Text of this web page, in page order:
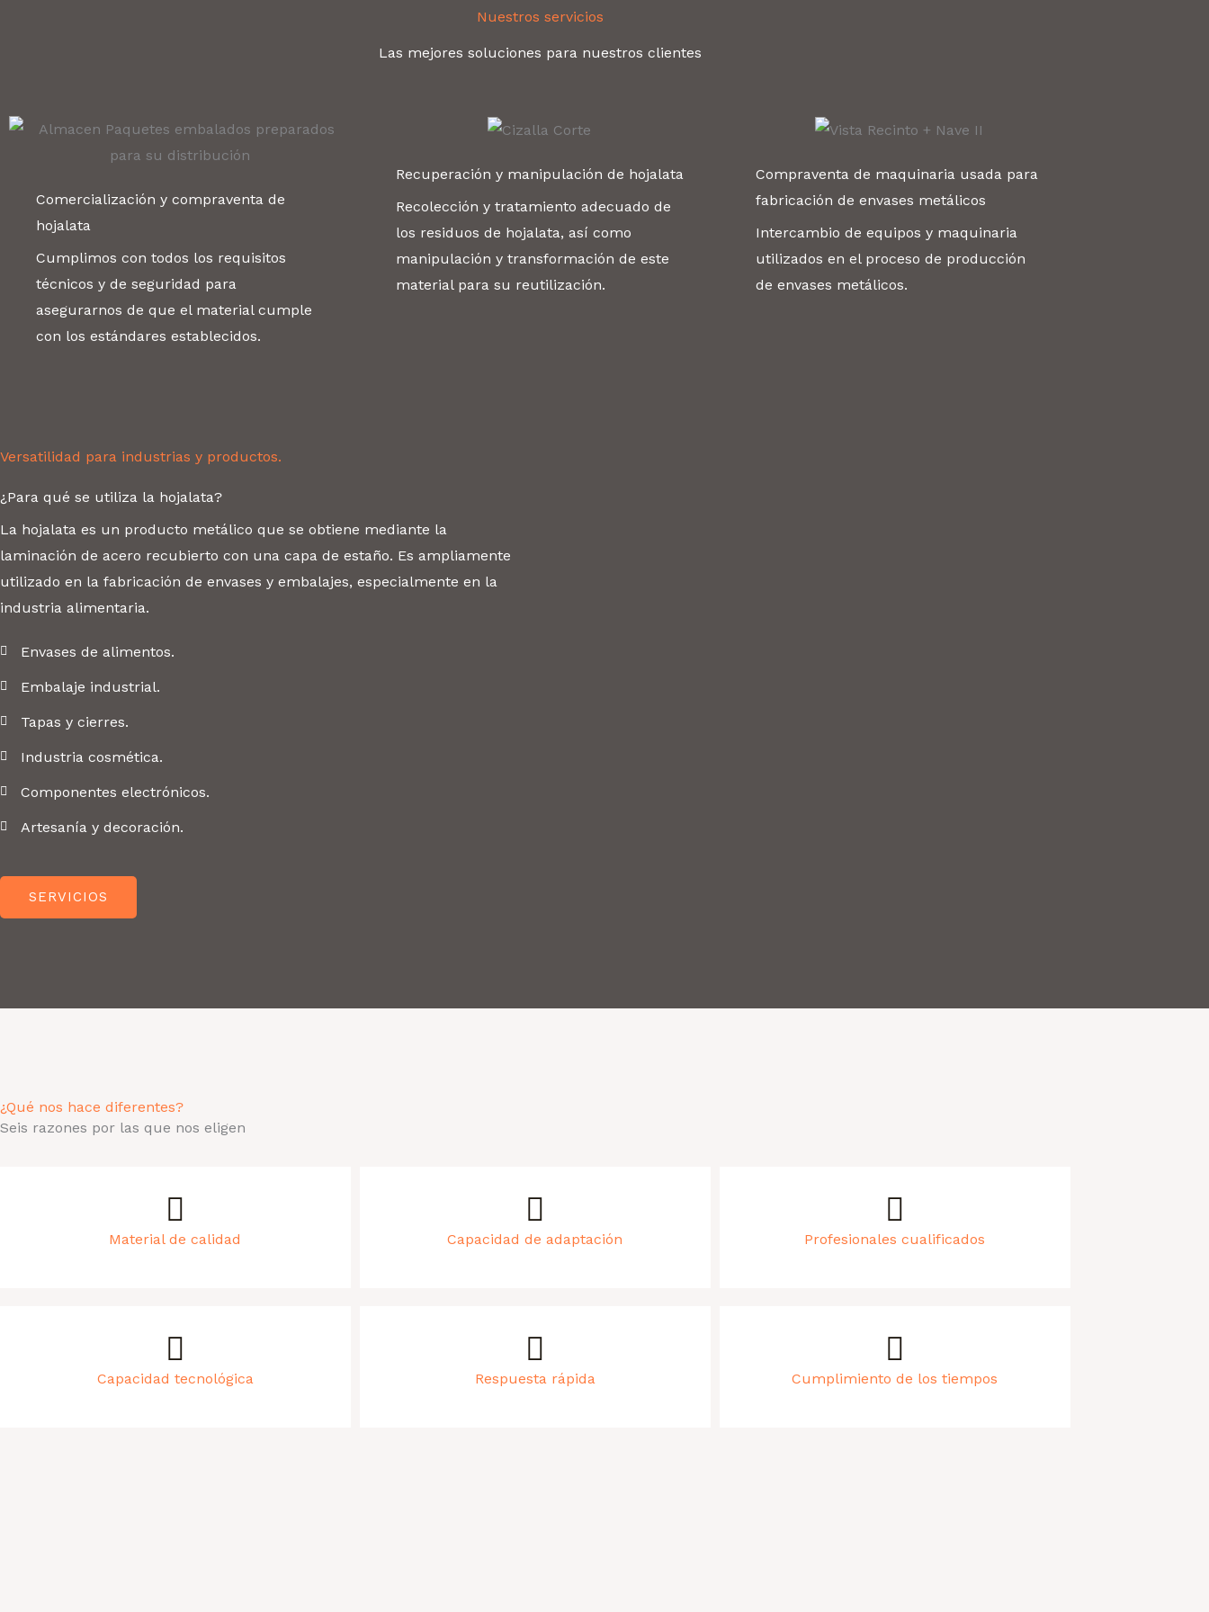
Nuestros servicios
Las mejores soluciones para nuestros clientes
Comercialización y compraventa de
hojalata
Cumplimos con todos los requisitos
técnicos y de seguridad para
asegurarnos de que el material cumple
con los estándares establecidos.
Recuperación y manipulación de hojalata
Recolección y tratamiento adecuado de
los residuos de hojalata, así como
manipulación y transformación de este
material para su reutilización.
Compraventa de maquinaria usada para
fabricación de envases metálicos
Intercambio de equipos y maquinaria
utilizados en el proceso de producción
de envases metálicos.
Versatilidad para industrias y productos.
¿Para qué se utiliza la hojalata?
La hojalata es un producto metálico que se obtiene mediante la
laminación de acero recubierto con una capa de estaño. Es ampliamente
utilizado en la fabricación de envases y embalajes, especialmente en la
industria alimentaria.
Envases de alimentos.
Embalaje industrial.
Tapas y cierres.
Industria cosmética.
Componentes electrónicos.
Artesanía y decoración.
SERVICIOS
¿Qué nos hace diferentes?
Seis razones por las que nos eligen
Material de calidad Capacidad de adaptación Profesionales cualificados
Capacidad tecnológica Respuesta rápida Cumplimiento de los tiempos